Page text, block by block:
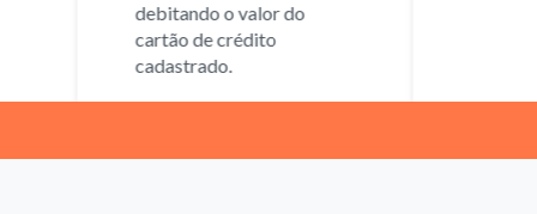
debitando o valor do
cartão de crédito
cadastrado.